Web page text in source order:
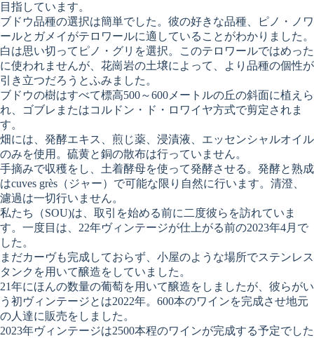
目指しています。
ブドウ品種の選択は簡単でした。彼の好きな品種、ピノ・ノワ
ールとガメイがテロワールに適していることがわかりました。
白は思い切ってピノ・グリを選択。このテロワールではめった
に使われませんが、花崗岩の土壌によって、より品種の個性が
引き立つだろうとふみました。
ブドウの樹はすべて標高500～600メートルの丘の斜面に植えら
れ、ゴブレまたはコルドン・ド・ロワイヤ方式で剪定されま
す。
畑には、発酵エキス、煎じ薬、浸漬液、エッセンシャルオイル
のみを使用。硫黄と銅の散布は行っていません。
手摘みで収穫をし、土着酵母を使って発酵させる。発酵と熟成
はcuves grès（ジャー）で可能な限り自然に行います。清澄、
濾過は一切行いません。
私たち（SOU)は、取引を始める前に二度彼らを訪れていま
す。一度目は、22年ヴィンテージが仕上がる前の2023年4月で
した。
まだカーヴも完成しておらず、小屋のような場所でステンレス
タンクを用いて醸造をしていました。
21年にほんの数量の葡萄を用いて醸造をしましたが、彼らがい
う初ヴィンテージとは2022年。600本のワインを完成させ地元
の人達に販売をしました。
2023年ヴィンテージは2500本程のワインが完成する予定でした